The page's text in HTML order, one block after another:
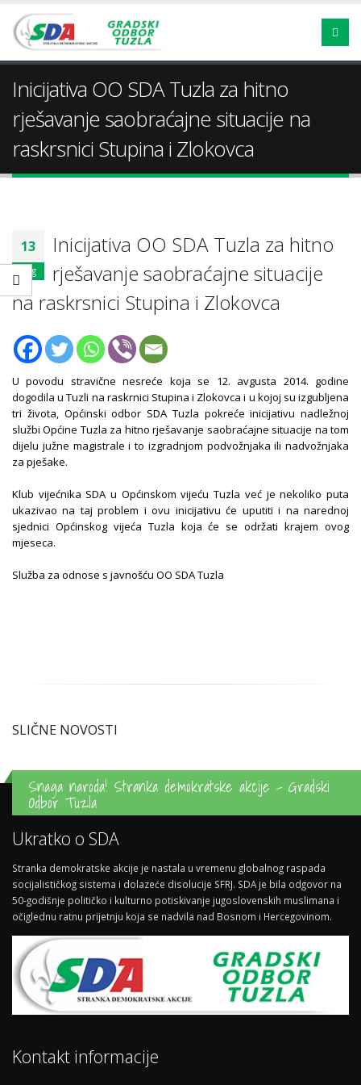
Inicijativa OO SDA Tuzla za hitno
rješavanje saobraćajne situacije na
raskrsnici Stupina i Zlokovca
13
aug
Inicijativa OO SDA Tuzla za hitno
rješavanje saobraćajne situacije
na raskrsnici Stupina i Zlokovca
U povodu stravične nesreće koja se 12. avgusta 2014. godine
dogodila u Tuzli na raskrnici Stupina i Zlokovca i u kojoj su izgubljena
tri života, Općinski odbor SDA Tuzla pokreće inicijativu nadležnoj
službi Općine Tuzla za hitno rješavanje saobraćajne situacije na tom
dijelu južne magistrale i to izgradnjom podvožnjaka ili nadvožnjaka
za pješake.
Klub vijećnika SDA u Općinskom vijeću Tuzla već je nekoliko puta
ukazivao na taj problem i ovu inicijativu će uputiti i na narednoj
sjednici Općinskog vijeća Tuzla koja će se održati krajem ovog
mjeseca.
Služba za odnose s javnošću OO SDA Tuzla
SLIČNE NOVOSTI
Snaga naroda! Stranka demokratske akcije - Gradski
Odbor Tuzla
Ukratko o SDA
Stranka demokratske akcije je nastala u vremenu globalnog raspada
socijalističkog sistema i dolazeće disolucije SFRJ. SDA je bila odgovor na
50-godišnje političko i kulturno potiskivanje jugoslovenskih muslimana i
očiglednu ratnu prijetnju koja se nadvila nad Bosnom i Hercegovinom.
Kontakt informacije